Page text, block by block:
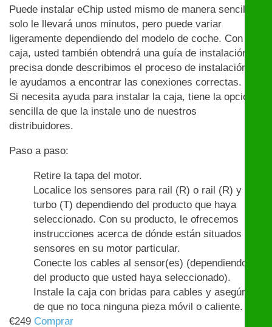
Puede instalar eChip usted mismo de manera sencilla:
solo le llevará unos minutos, pero puede variar
ligeramente dependiendo del modelo de coche. Con la
caja, usted también obtendrá una guía de instalación
precisa donde describimos el proceso de instalación y
le ayudamos a encontrar las conexiones correctas.
Si necesita ayuda para instalar la caja, tiene la opción
sencilla de que la instale uno de nuestros
distribuidores.
Paso a paso:
Retire la tapa del motor.
Localice los sensores para rail (R) o rail (R) y
turbo (T) dependiendo del producto que haya
seleccionado. Con su producto, le ofrecemos
instrucciones acerca de dónde están situados los
sensores en su motor particular.
Conecte los cables al sensor(es) (dependiendo
del producto que usted haya seleccionado).
Instale la caja con bridas para cables y asegúrese
de que no toca ninguna pieza móvil o caliente.
€249 Comprar